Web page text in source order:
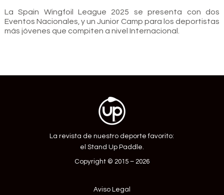
La Spain Wingfoil League 2025 se presenta con dos
Eventos Nacionales, y un Junior Camp para los deportistas
más jóvenes que compiten a nivel Internacional.
La revista de nuestro deporte favorito:
el Stand Up Paddle.
Copyright © 2015 – 2026
Aviso Legal